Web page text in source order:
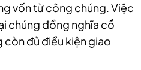
vốn từ công chúng. Việc
chúng đồng nghĩa cổ
còn đủ điều kiện giao